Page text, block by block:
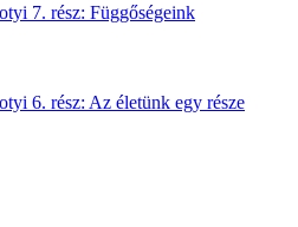
7. rész: Függőségeink
6. rész: Az életünk egy része